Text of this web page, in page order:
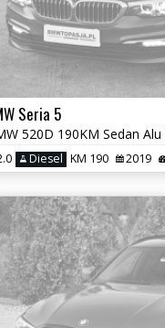
Seria 5
Diesel KM 190 2019